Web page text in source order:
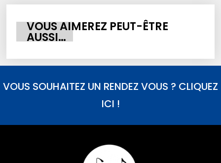
VOUS AIMEREZ PEUT-ÊTRE
AUSSI…
VOUS SOUHAITEZ UN RENDEZ VOUS ? CLIQUEZ
ICI !